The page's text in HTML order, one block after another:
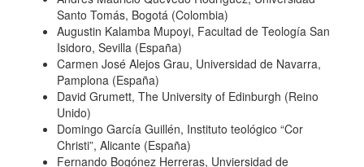
Santo Tomás, Bogotá (Colombia)
Augustin Kalamba Mupoyi, Facultad de Teología San
Isidoro, Sevilla (España)
Carmen José Alejos Grau, Universidad de Navarra,
Pamplona (España)
David Grumett, The University of Edinburgh (Reino
Unido)
Domingo García Guillén, Instituto teológico “Cor
Christi”, Alicante (España)
Fernando Bogónez Herreras, Unviersidad de